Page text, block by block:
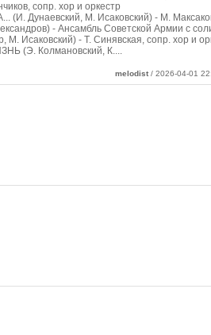
сопр. хор и оркестр
Дунаевский, М. Исаковский) - М.
- Ансамбль Советской Армии с
Исаковский) - Т. Синявская, сопр. хор и
(Э. Колмановский, К....
melodist / 2026-04-01